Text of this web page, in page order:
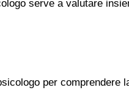
serve a valutare
per comprendere